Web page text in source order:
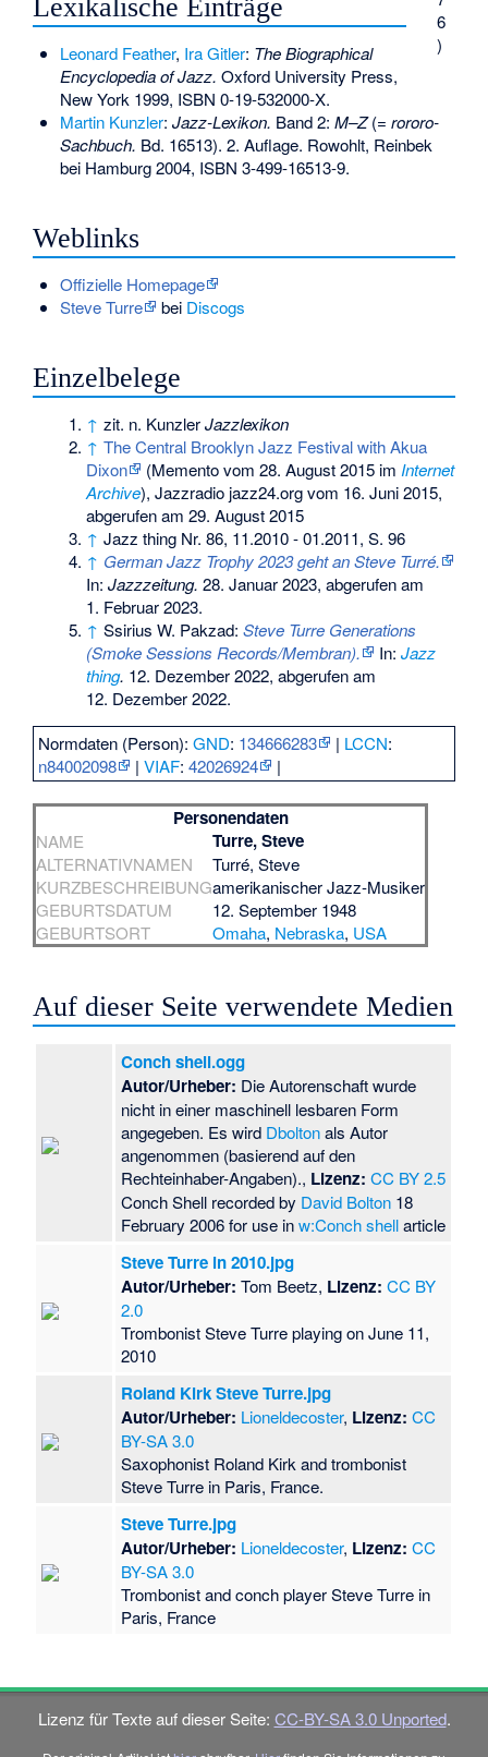
6
)
Lexikalische Einträge
Leonard Feather, Ira Gitler: The Biographical
Encyclopedia of Jazz. Oxford University Press,
New York 1999, ISBN 0-19-532000-X.
Martin Kunzler: Jazz-Lexikon. Band 2: M–Z(= rororo-
Sachbuch. Bd. 16513). 2. Auflage. Rowohlt, Reinbek
bei Hamburg 2004, ISBN 3-499-16513-9.
Weblinks
Offizielle Homepage
Steve Turre
bei Discogs
Einzelbelege
↑ zit. n. KunzlerJazzlexikon
↑ The Central Brooklyn Jazz Festival with Akua
Dixon
(Mementovom 28. August 2015 im Internet
Archive), Jazzradio jazz24.org vom 16. Juni 2015,
abgerufen am 29. August 2015
↑ Jazz thing Nr. 86, 11.2010 - 01.2011, S. 96
↑ German Jazz Trophy 2023 geht an Steve Turré.
In:Jazzzeitung. 28. Januar 2023, abgerufen am
1. Februar 2023.
↑ Ssirius W. Pakzad:Steve Turre Generations
(Smoke Sessions Records/Membran).
In:Jazz
thing. 12. Dezember 2022, abgerufen am
12. Dezember 2022.
Normdaten (Person):GND: 134666283 | LCCN:
n84002098
|VIAF:42026924 |
Personendaten
NAME Turre, Steve
ALTERNATIVNAMEN
Turré, Steve
KURZBESCHREIBUNGamerikanischer Jazz-Musiker
GEBURTSDATUM
12. September 1948
GEBURTSORT
Omaha, Nebraska, USA
Auf dieser Seite verwendete Medien
Conch shell.ogg
Autor/Urheber: Die Autorenschaft wurde
nicht in einer maschinell lesbaren Form
angegeben. Es wird Dboltonals Autor
angenommen (basierend auf den
Rechteinhaber-Angaben)., Lizenz: CC BY 2.5
Conch Shell recorded by David Bolton 18
February 2006 for use inw:Conch shellarticle
Steve Turre in 2010.jpg
Autor/Urheber: Tom Beetz, Lizenz: CC BY
2.0
Trombonist Steve Turre playing on June 11,
2010
Roland Kirk Steve Turre.jpg
Autor/Urheber: Lioneldecoster, Lizenz: CC
BY-SA 3.0
Saxophonist Roland Kirk and trombonist
Steve Turre in Paris, France.
Steve Turre.jpg
Autor/Urheber: Lioneldecoster, Lizenz: CC
BY-SA 3.0
Trombonist and conch player Steve Turre in
Paris, France
Lizenz für Texte auf dieser Seite: CC-BY-SA 3.0 Unported.